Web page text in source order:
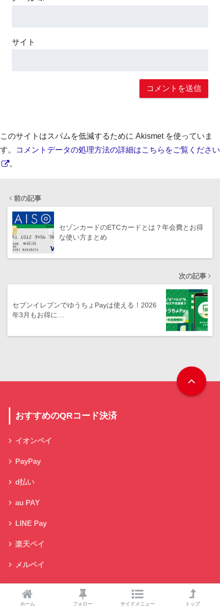
サイト
このサイトはスパムを低減するために Akismet を使っていま
す。
コメントデータの処理方法の詳細はこちらをご覧ください
。
前の記事
セゾンカードのETCカードとは？年会費とお得
な使い方まとめ
次の記事
セブンイレブンでゆうちょPayは使える！2026
年3月もお得に…
おすすめのQRコード決済
イオンペイ
PayPay
d払い
au PAY
LINE Pay
楽天ペイ
メルペイ
クレジットカード一覧
ホーム フォロー サイドメニュー トップ